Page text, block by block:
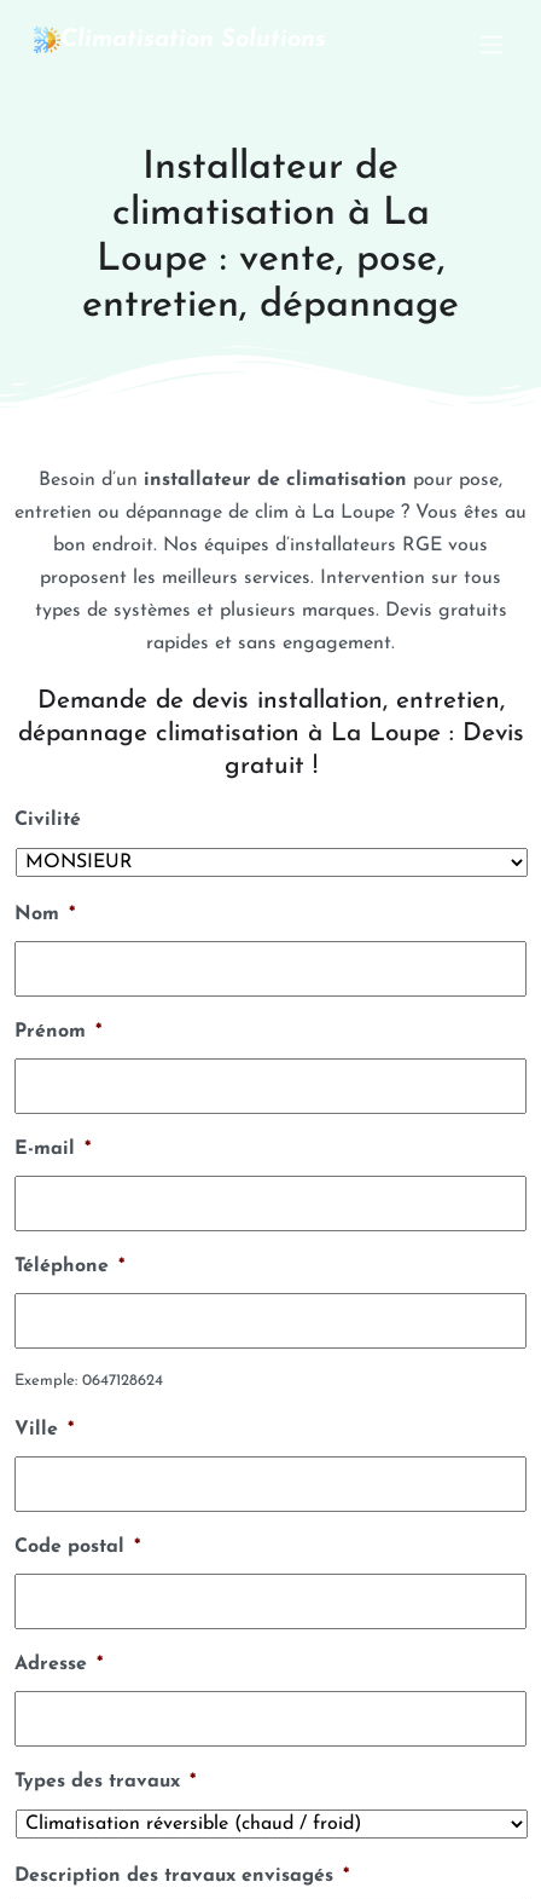
Installateur de
climatisation à La
Loupe : vente, pose,
entretien, dépannage
Besoin d’un installateur de climatisation pour pose,
entretien ou dépannage de clim à La Loupe ? Vous êtes au
bon endroit. Nos équipes d’installateurs RGE vous
proposent les meilleurs services. Intervention sur tous
types de systèmes et plusieurs marques. Devis gratuits
rapides et sans engagement.
Demande de devis installation, entretien,
dépannage climatisation à La Loupe : Devis
gratuit !
Civilité
Nom *
Prénom *
E-mail *
Téléphone *
Exemple: 0647128624
Ville *
Code postal *
Adresse *
Types des travaux *
Description des travaux envisagés *